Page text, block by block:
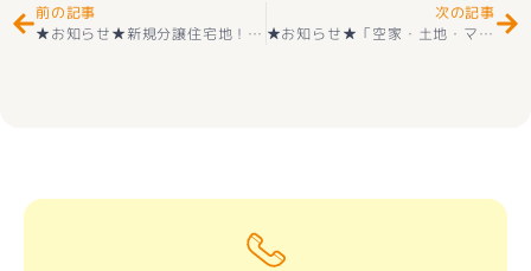
前の記事
★お知らせ★新規分譲住宅地！市川三郷町市川大門 住宅用地 お好きなハウスメーカーにて建築可能
次の記事
★お知らせ★「空家・土地・マンション」ご売却無料相談会(予約制) 好評受付中です(^^) お気軽に御声掛けください☺